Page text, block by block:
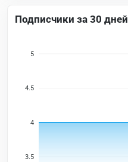
Подписчики за 30 дней
5
4.5
4
3.5